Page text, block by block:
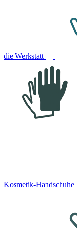
die Werkstatt
Kosmetik-Handschuhe